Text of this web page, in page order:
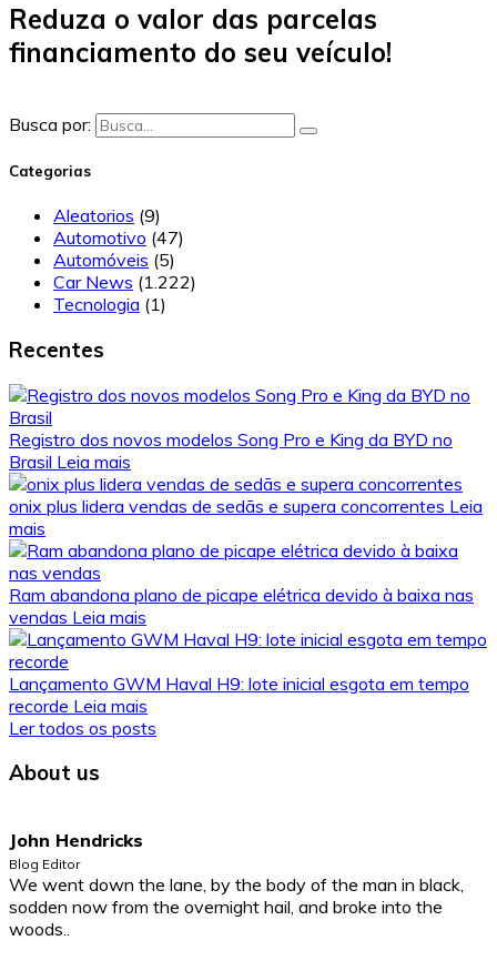
Reduza o valor das parcelas
financiamento do seu veículo!
Busca por:
Categorias
Aleatorios (9)
Automotivo (47)
Automóveis (5)
Car News (1.222)
Tecnologia (1)
Recentes
Registro dos novos modelos Song Pro e King da BYD no
Brasil Leia mais
onix plus lidera vendas de sedãs e supera concorrentes Leia
mais
Ram abandona plano de picape elétrica devido à baixa nas
vendas Leia mais
Lançamento GWM Haval H9: lote inicial esgota em tempo
recorde Leia mais
Ler todos os posts
About us
John Hendricks
Blog Editor
We went down the lane, by the body of the man in black,
sodden now from the overnight hail, and broke into the
woods..